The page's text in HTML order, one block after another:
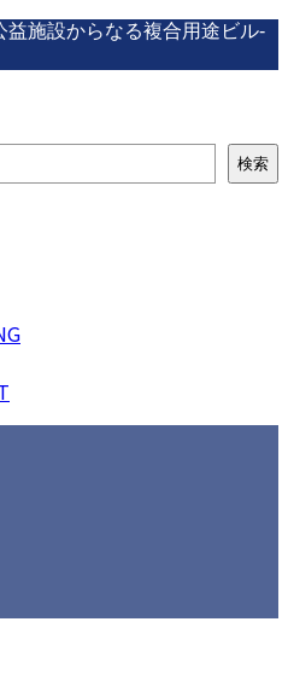
施設からなる複合用途ビル-
検索